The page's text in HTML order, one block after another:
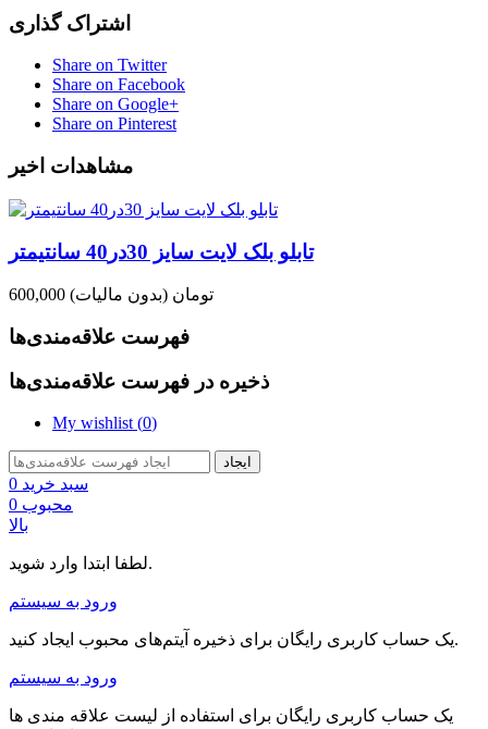
اشتراک گذاری
Share on Twitter
Share on Facebook
Share on Google+
Share on Pinterest
مشاهدات اخیر
تابلو بلک لایت سایز 30در40 سانتیمتر
600,000 تومان (بدون مالیات)
فهرست علاقه‌مندی‌ها
ذخیره در فهرست علاقه‌مندی‌ها
My wishlist (0)
ایجاد
سبد خرید 0
محبوب 0
بالا
لطفا ابتدا وارد شوید.
ورود به سیستم
یک حساب کاربری رایگان برای ذخیره آیتم‌های محبوب ایجاد کنید.
ورود به سیستم
یک حساب کاربری رایگان برای استفاده از لیست علاقه مندی ها